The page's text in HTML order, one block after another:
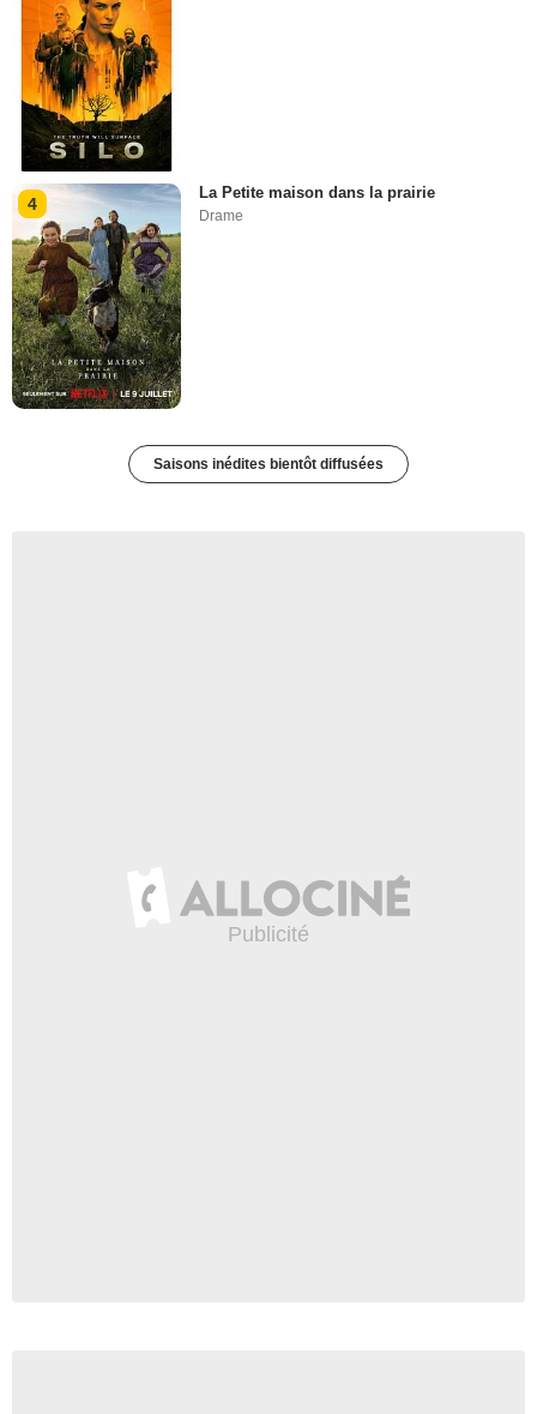
4
La Petite maison dans la prairie
Drame
Saisons inédites bientôt diffusées